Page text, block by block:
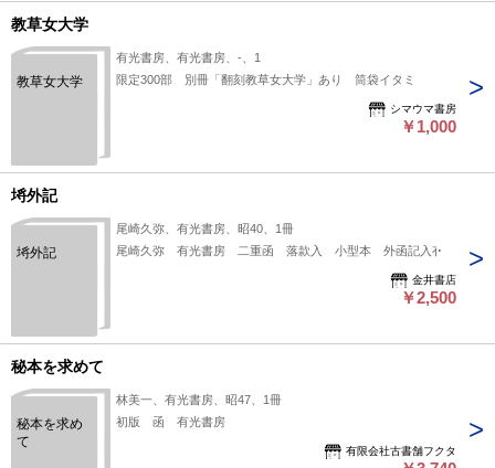
教草女大学
教草女大学
有光書房、有光書房、‐、1
限定300部 別冊「翻刻教草女大学」あり 筒袋イタミ
シマウマ書房
￥1,000
埓外記
埓外記
尾崎久弥、有光書房、昭40、1冊
尾崎久弥 有光書房 二重函 落款入 小型本 外函記入有
金井書店
￥2,500
秘本を求めて
秘本を求め
て
林美一、有光書房、昭47、1冊
初版 函 有光書房
有限会社古書舗フクタ